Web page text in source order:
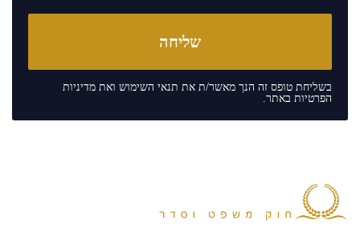
בשליחת טופס זה הנך מאשר/ת את תנאי השימוש ואת מדיניות
הפרטיות באתר.